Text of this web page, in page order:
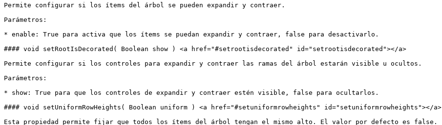
Permite configurar si los ítems del árbol se pueden expandir y contraer.
Parámetros:
* enable: True para activa que los ítems se puedan expandir y contraer, false para desactivarlo.
#### void setRootIsDecorated( Boolean show ) <a href="#setrootisdecorated" id="setrootisdecorated"></a>
Permite configurar si los controles para expandir y contraer las ramas del árbol estarán visible u ocultos.
Parámetros:
* show: True para que los controles de expandir y contraer estén visible, false para ocultarlos.
#### void setUniformRowHeights( Boolean uniform ) <a href="#setuniformrowheights" id="setuniformrowheights"></a>
Esta propiedad permite fijar que todos los ítems del árbol tengan el mismo alto. El valor por defecto es false.